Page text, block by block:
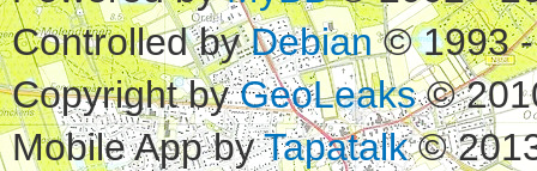
Controlled byDebian© 1993
Copyright byGeoLeaks©
Mobile App byTapatalk©